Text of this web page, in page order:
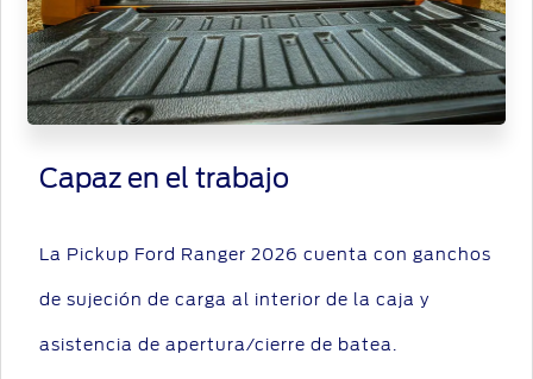
Capaz en el trabajo
La Pickup Ford Ranger 2026 cuenta con ganchos
de sujeción de carga al interior de la caja y
asistencia de apertura/cierre de batea.